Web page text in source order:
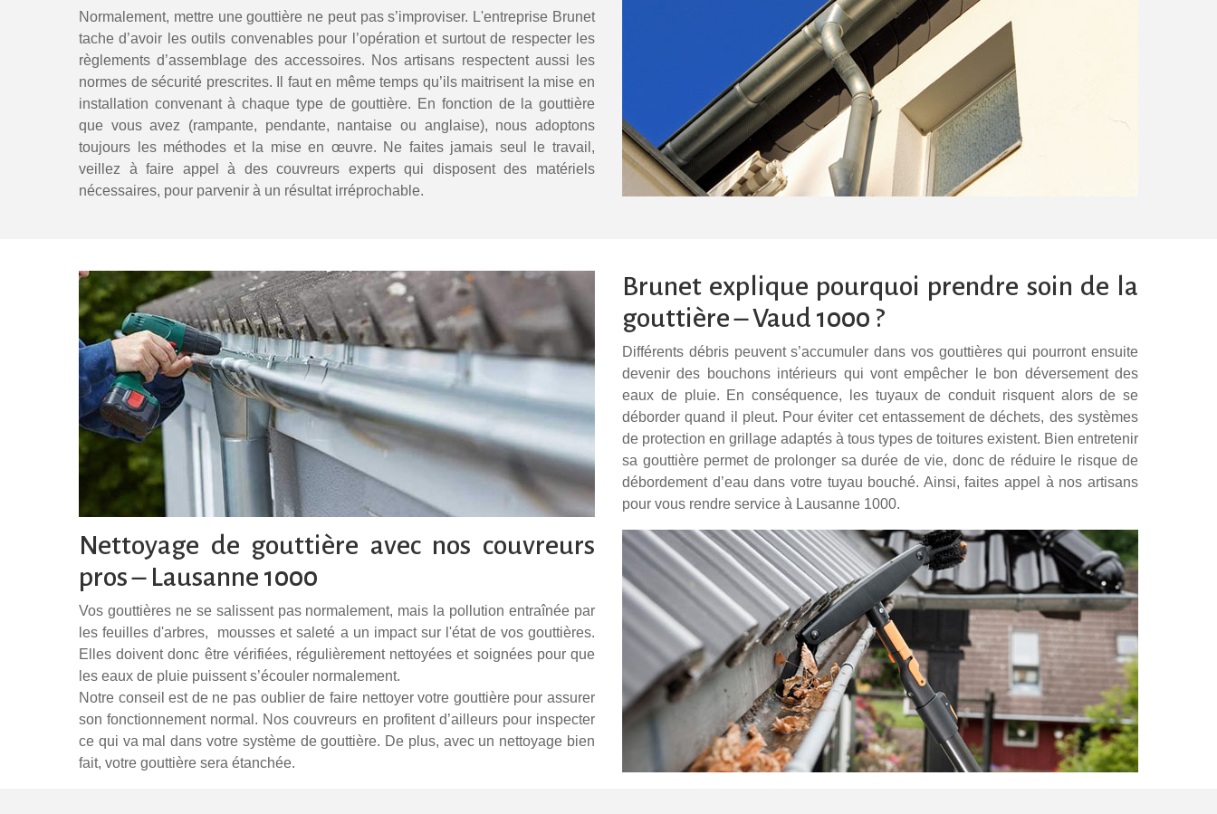
Normalement, mettre une gouttière ne peut pas s’improviser. L'entreprise Brunet
tache d’avoir les outils convenables pour l’opération et surtout de respecter les
règlements d’assemblage des accessoires. Nos artisans respectent aussi les
normes de sécurité prescrites. Il faut en même temps qu’ils maitrisent la mise en
installation convenant à chaque type de gouttière. En fonction de la gouttière
que vous avez (rampante, pendante, nantaise ou anglaise), nous adoptons
toujours les méthodes et la mise en œuvre. Ne faites jamais seul le travail,
veillez à faire appel à des couvreurs experts qui disposent des matériels
nécessaires, pour parvenir à un résultat irréprochable.
Brunet explique pourquoi prendre soin de la
gouttière – Vaud 1000 ?
Différents débris peuvent s’accumuler dans vos gouttières qui pourront ensuite
devenir des bouchons intérieurs qui vont empêcher le bon déversement des
eaux de pluie. En conséquence, les tuyaux de conduit risquent alors de se
déborder quand il pleut. Pour éviter cet entassement de déchets, des systèmes
de protection en grillage adaptés à tous types de toitures existent. Bien entretenir
sa gouttière permet de prolonger sa durée de vie, donc de réduire le risque de
débordement d’eau dans votre tuyau bouché. Ainsi, faites appel à nos artisans
pour vous rendre service à Lausanne 1000.
Nettoyage de gouttière avec nos couvreurs
pros – Lausanne 1000
Vos gouttières ne se salissent pas normalement, mais la pollution entraînée par
les feuilles d'arbres, mousses et saleté a un impact sur l'état de vos gouttières.
Elles doivent donc être vérifiées, régulièrement nettoyées et soignées pour que
les eaux de pluie puissent s’écouler normalement.
Notre conseil est de ne pas oublier de faire nettoyer votre gouttière pour assurer
son fonctionnement normal. Nos couvreurs en profitent d’ailleurs pour inspecter
ce qui va mal dans votre système de gouttière. De plus, avec un nettoyage bien
fait, votre gouttière sera étanchée.